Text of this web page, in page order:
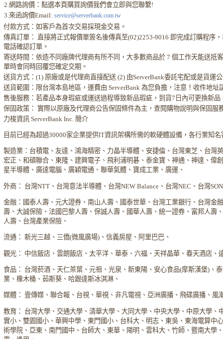
2.網路詢價：點選本頁購買詢價我們會立即與您聯繫!
3.來函詢價Email: service@serverbank.com.tw
付款方式：如客戶為首次交易採現金交易。
傳真訂單： 直接將正式報價單簽名後傳真至(02)2253-9016 即完成訂購程序
電話確認訂單。
寄送時間：依造不同廠牌代理商有所不同，大多數商品於 7 個工作天能送抵
單時會同時回覆您確定交期。
送貨方式：(1) 原廠或是代理商直接配送 (2) 由ServerBank委託宅配或是貨運
送貨範圍：限台灣本島地區，運費由 ServerBank 為您負擔，注意！收件地址
售後服務：若產品本身瑕疵或運送過程導致新品瑕疵，到貨7日內可更換新品
保固政策： 實際以原廠及代理商公告保固條件為主，查閱購物說明與保固服
力梭資訊 ServerBank Inc. 簡介
目前已經為超過30000家企業提供IT資訊架構所需的軟硬體設備，各行業知名
製造業：台積電、友達、鴻海精密、力晶半導體、安捷倫、台灣東芝、台灣
宏正、和碩聯合、東隆、建興電子、飛利浦明碁、泰金寶、神通、神達、偉
星半導體、廣達電腦、廣穎電通、聯華氣體、寶成工業、廣運、
外商： 台灣NTT、台灣意法半導體、台灣NEW Balance、台灣NEC、台灣
金融：國泰人壽、元大證券、南山人壽、國泰世華、台灣工業銀行、台灣金
壽、大誠保險、法國巴黎人壽、保誠人壽、國華人壽、統一證券、富邦人壽
人壽、台灣產業保險、
流通： 新光三越、三僑(微風廣場)、信義房屋、阿里巴巴、
觀光： 中信飯店、雲朗飯店、太平洋、華泰、六福、天祥晶華、春天酒店、
食品： 台灣菸酒、天仁茶葉、元祖、光泉、新東陽、安心食品(摩斯漢堡)、
業、橡木桶、茹斯葵、哈跟達斯冰淇淋、
媒體： 壹傳媒、聯合報、台視、華視、非凡電視、亞洲廣播、飛碟廣播、風
教育： 台灣大學、交通大學、清華大學、大同大學、中央大學、中原大學、
實小、雙園國小、華興中學、東門國小、台科大、明志、東吳、東海電算中
術學院、亞東、南門國中、台師大、東華、陽明、雲科大、竹師、暨南大學